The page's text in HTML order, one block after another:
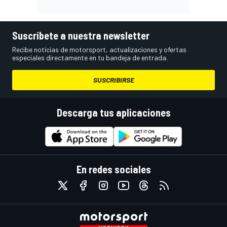
Suscríbete a nuestra newsletter
Recibe noticias de motorsport, actualizaciones y ofertas
especiales directamente en tu bandeja de entrada.
SUSCRIBIRSE
Descarga tus aplicaciones
En redes sociales